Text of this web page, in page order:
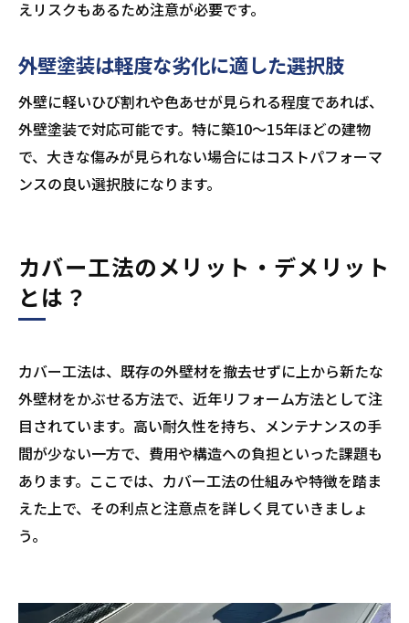
えリスクもあるため注意が必要です。
外壁塗装は軽度な劣化に適した選択肢
外壁に軽いひび割れや色あせが見られる程度であれば、
外壁塗装で対応可能です。特に築10〜15年ほどの建物
で、大きな傷みが見られない場合にはコストパフォーマ
ンスの良い選択肢になります。
カバー工法のメリット・デメリット
とは？
カバー工法は、既存の外壁材を撤去せずに上から新たな
外壁材をかぶせる方法で、近年リフォーム方法として注
目されています。高い耐久性を持ち、メンテナンスの手
間が少ない一方で、費用や構造への負担といった課題も
あります。ここでは、カバー工法の仕組みや特徴を踏ま
えた上で、その利点と注意点を詳しく見ていきましょ
う。